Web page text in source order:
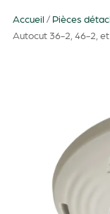
Accueil / Pièces
Autocut 36-2, 46-2,